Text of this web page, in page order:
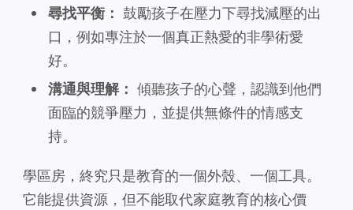
尋找平衡： 鼓勵孩子在壓力下尋找減壓的出
口，例如專注於一個真正熱愛的非學術愛
好。
溝通與理解： 傾聽孩子的心聲，認識到他們
面臨的競爭壓力，並提供無條件的情感支
持。
學區房，終究只是教育的一個外殼、一個工具。
它能提供資源，但不能取代家庭教育的核心價